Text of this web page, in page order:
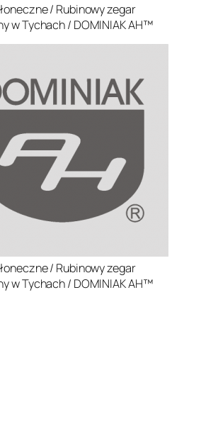
/ Rubinowy zegar
w Tychach / DOMINIAK AH™
/ Rubinowy zegar
w Tychach / DOMINIAK AH™